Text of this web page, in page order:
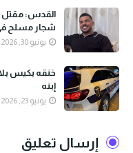
القدس: مقتل
شجار مسلح
يونيو 30, 2026
خنقه بكيس
إبنه
يونيو 23, 2026
إرسال تعليق